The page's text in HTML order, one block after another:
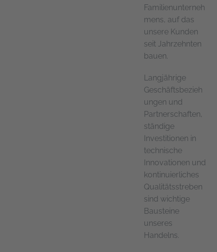
Familienunterneh
mens, auf das
unsere Kunden
seit Jahrzehnten
bauen.
Langjährige
Geschäftsbezieh
ungen und
Partnerschaften,
ständige
Investitionen in
technische
Innovationen und
kontinuierliches
Qualitätsstreben
sind wichtige
Bausteine
unseres
Handelns.